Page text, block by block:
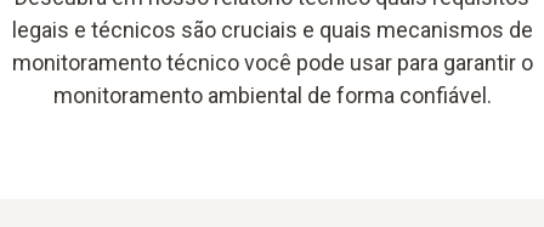
legais e técnicos são cruciais e quais mecanismos de
monitoramento técnico você pode usar para garantir o
monitoramento ambiental de forma confiável.